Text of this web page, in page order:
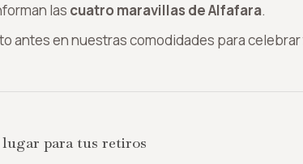
las cuatro maravillas de Alfafara.
antes en nuestras comodidades para
para tus retiros